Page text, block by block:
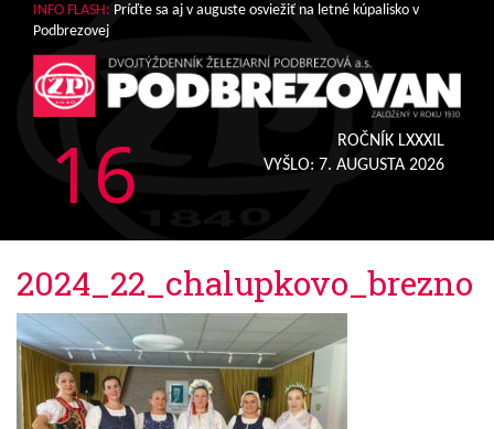
INFO FLASH: Príďte sa aj v auguste osviežiť na letné kúpalisko v
Podbrezovej
16
ROČNÍK LXXXIL
VYŠLO: 7. AUGUSTA 2026
2024_22_chalupkovo_brezno